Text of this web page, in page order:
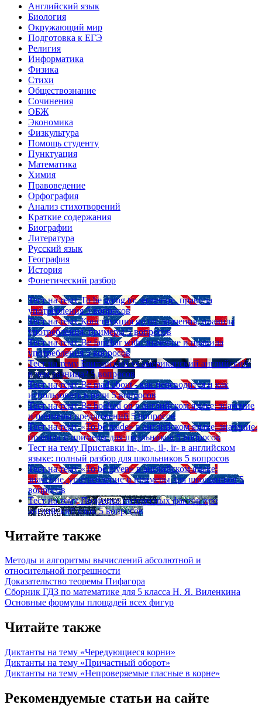
Английский язык
Биология
Окружающий мир
Подготовка к ЕГЭ
Религия
Информатика
Физика
Стихи
Обществознание
Сочинения
ОБЖ
Экономика
Физкультура
Помощь студенту
Пунктуация
Математика
Химия
Правоведение
Орфография
Анализ стихотворений
Краткие содержания
Биографии
Литература
Русский язык
География
История
Фонетический разбор
Тест на тему To be going to: значение, правила
употребления 5 вопросов
Тест на тему Конструкция go on: значения, правила
употребления, примеры 5 вопросов
Тест на тему Be familiar with: значение и правила
употребления 5 вопросов
Тест на тему Британский vs американский английский:
в чем разница? 5 вопросов
Тест на тему Be mad about - как переводится и как
использовать в речи 5 вопросов
Тест на тему Be hooked on в английском языке: значение
и примеры предложений 5 вопросов
Тест на тему «To be made» в английском языке: значение,
правила и примеры для школьников 5 вопросов
Тест на тему Приставки in-, im-, il-, ir- в английском
языке: полный разбор для школьников 5 вопросов
Тест на тему «To be given» в английском языке:
значение, употребление и примеры для школьников 5
вопросов
Тест на тему Подборка интересных фактов про
английский язык 5 вопросов
Читайте также
Методы и алгоритмы вычислений абсолютной и
относительной погрешности
Доказательство теоремы Пифагора
Сборник ГДЗ по математике для 5 класса Н. Я. Виленкина
Основные формулы площадей всех фигур
Читайте также
Диктанты на тему «Чередующиеся корни»
Диктанты на тему «Причастный оборот»
Диктанты на тему «Непроверяемые гласные в корне»
Рекомендуемые статьи на сайте